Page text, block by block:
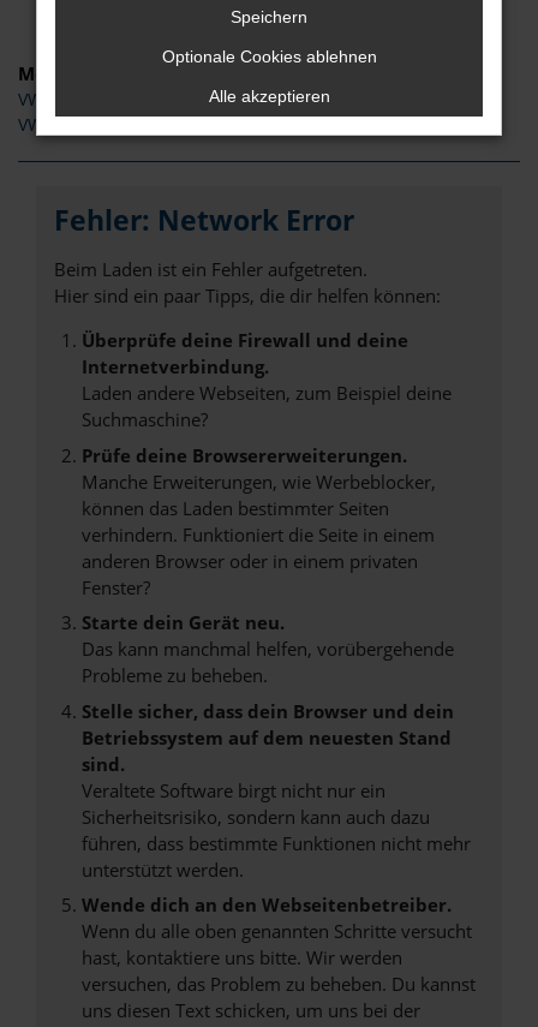
Modelle
VW Tiguan Neuwagen Biberach
VW T-Cross Neuwagen Biberach
Fehler: Network Error
Beim Laden ist ein Fehler aufgetreten.
Hier sind ein paar Tipps, die dir helfen können:
Überprüfe deine Firewall und deine
Internetverbindung.
Laden andere Webseiten, zum Beispiel deine
Suchmaschine?
Prüfe deine Browsererweiterungen.
Manche Erweiterungen, wie Werbeblocker,
können das Laden bestimmter Seiten
verhindern. Funktioniert die Seite in einem
anderen Browser oder in einem privaten
Fenster?
Starte dein Gerät neu.
Das kann manchmal helfen, vorübergehende
Probleme zu beheben.
Stelle sicher, dass dein Browser und dein
Betriebssystem auf dem neuesten Stand
sind.
Veraltete Software birgt nicht nur ein
Sicherheitsrisiko, sondern kann auch dazu
führen, dass bestimmte Funktionen nicht mehr
unterstützt werden.
Wende dich an den Webseitenbetreiber.
Wenn du alle oben genannten Schritte versucht
hast, kontaktiere uns bitte. Wir werden
versuchen, das Problem zu beheben. Du kannst
uns diesen Text schicken, um uns bei der
Speichern
Optionale Cookies ablehnen
Alle akzeptieren